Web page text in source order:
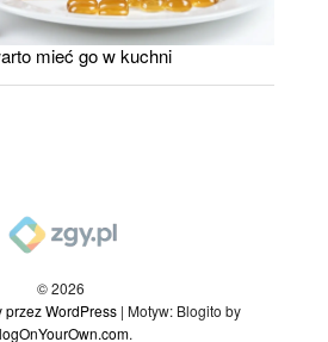
mieć go w kuchni
© 2026
WordPress | Motyw: Blogito by
.